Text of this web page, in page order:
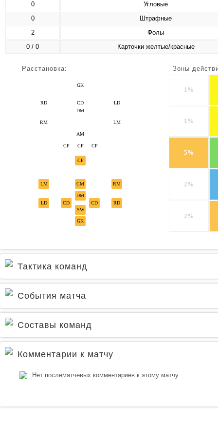
0
Угловые
0
Штрафные
2
Фолы
0 / 0
Карточки желтые/красные
Расстановка:
GK
LD
CD
CF
RD
LM
DM
AM
RM
CF
CF
GK
LD
SW
CD RD
CD
DM
RM
LM CM
CF
Зоны
1%
1%
5%
2%
2%
Тактика команд
События матча
Составы команд
Комментарии к матчу
Нет послематчевых комментариев к этому матчу